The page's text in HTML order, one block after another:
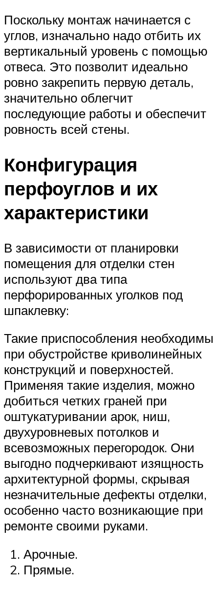
Поскольку монтаж начинается с
углов, изначально надо отбить их
вертикальный уровень с помощью
отвеса. Это позволит идеально
ровно закрепить первую деталь,
значительно облегчит
последующие работы и обеспечит
ровность всей стены.
Конфигурация
перфоуглов и их
характеристики
В зависимости от планировки
помещения для отделки стен
используют два типа
перфорированных уголков под
шпаклевку:
Такие приспособления необходимы
при обустройстве криволинейных
конструкций и поверхностей.
Применяя такие изделия, можно
добиться четких граней при
оштукатуривании арок, ниш,
двухуровневых потолков и
всевозможных перегородок. Они
выгодно подчеркивают изящность
архитектурной формы, скрывая
незначительные дефекты отделки,
особенно часто возникающие при
ремонте своими руками.
Арочные.
Прямые.